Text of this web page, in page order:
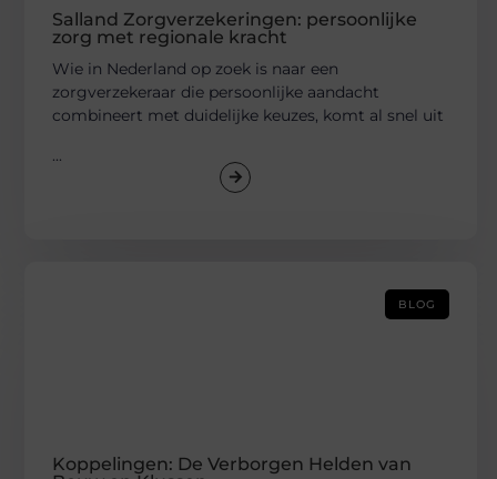
Salland Zorgverzekeringen: persoonlijke
zorg met regionale kracht
Wie in Nederland op zoek is naar een
zorgverzekeraar die persoonlijke aandacht
combineert met duidelijke keuzes, komt al snel uit
BLOG
Koppelingen: De Verborgen Helden van